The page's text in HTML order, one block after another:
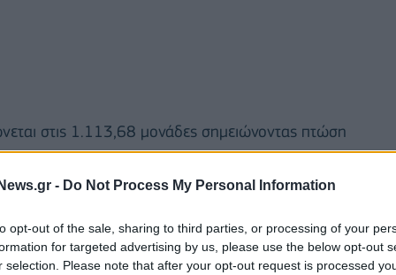
- Do Not Process My Personal Information
opt-out of the sale, sharing to third parties, or processing of your
for targeted advertising by us, please use the below opt-out
selection. Please note that after your opt-out request is processed
στις 1.113,68 μονάδες σημειώνοντας πτώση
ευρώ, εκ των οποίων τα 93,85 εκατ. ευρώ
που αφορά την πώληση του ποσοστού που
στην τράπεζα.